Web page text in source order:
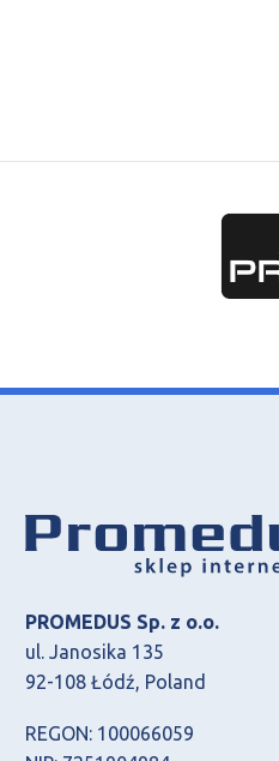
PROMEDUS Sp. z o.o.
ul. Janosika 135
92-108 Łódź, Poland
REGON: 100066059